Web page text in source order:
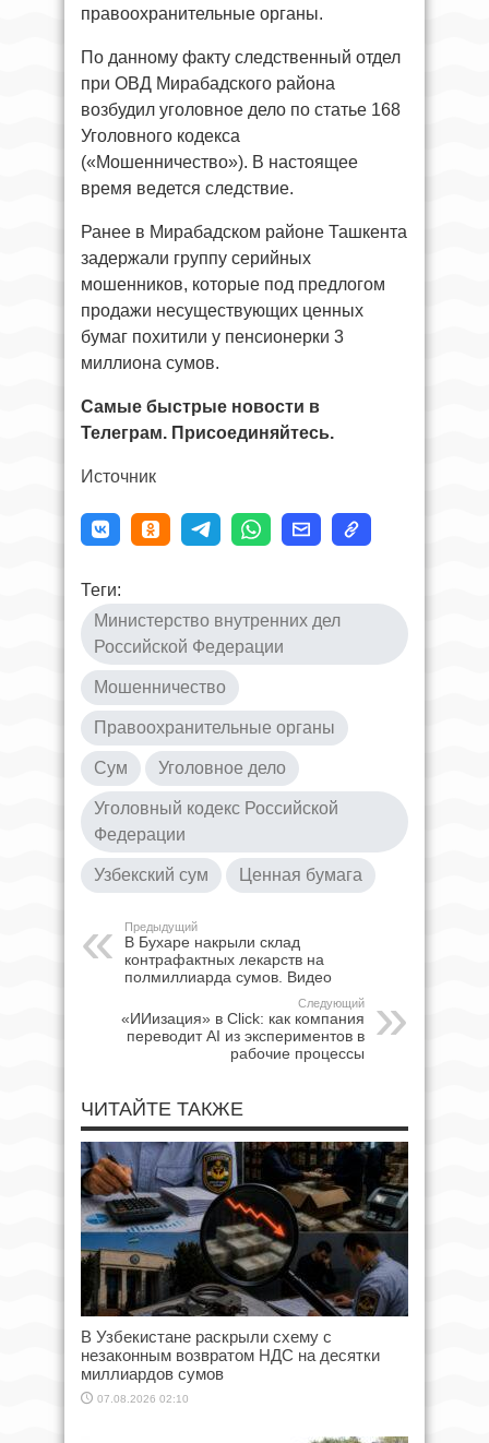
правоохранительные органы.
По данному факту следственный отдел
при ОВД Мирабадского района
возбудил уголовное дело по статье 168
Уголовного кодекса
(«Мошенничество»). В настоящее
время ведется следствие.
Ранее в Мирабадском районе Ташкента
задержали группу серийных
мошенников, которые под предлогом
продажи несуществующих ценных
бумаг похитили у пенсионерки 3
миллиона сумов.
Самые быстрые новости в
Телеграм. Присоединяйтесь.
Источник
Теги:
Министерство внутренних дел
Российской Федерации
Мошенничество
Правоохранительные органы
Сум Уголовное дело
Уголовный кодекс Российской
Федерации
Узбекский сум Ценная бумага
Предыдущий
В Бухаре накрыли склад
контрафактных лекарств на
полмиллиарда сумов. Видео
Следующий
«ИИизация» в Click: как компания
переводит AI из экспериментов в
рабочие процессы
ЧИТАЙТЕ ТАКЖЕ
В Узбекистане раскрыли схему с
незаконным возвратом НДС на десятки
миллиардов сумов
07.08.2026 02:10